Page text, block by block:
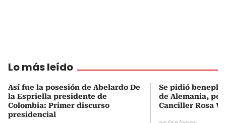
Lo más leído
Así fue la posesión de Abelardo De
la Espriella presidente de
Colombia: Primer discurso
presidencial
Se pidió
de Alemania,
Canciller Rosa